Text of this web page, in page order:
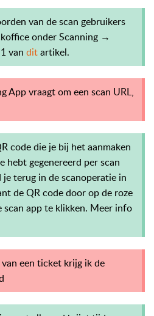
van de scan gebruikers
onder Scanning →
van ditartikel.
App vraagt om een scan URL,
code die je bij het aanmaken
hebt gegenereerd per scan
je terug in de scanoperatie in
de QR code door op de roze
scan app te klikken. Meer info
een ticket krijg ik de